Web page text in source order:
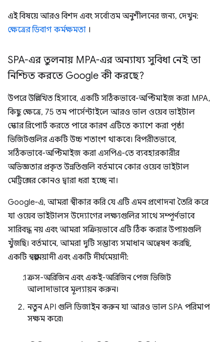
এই বিষয়ে আরও বিশদ এবং সর্বোত্তম অনুশীলনের জন্য, দেখুন:
ক্ষেত্রের ডিবাগ কর্মক্ষমতা ।
SPA-এর তুলনায় MPA-এর অন্যায্য সুবিধা নেই তা
নিশ্চিত করতে Google কী করছে?
উপরে উল্লিখিত হিসাবে, একটি সঠিকভাবে-অপ্টিমাইজ করা MPA,
কিছু ক্ষেত্রে, 75 তম পার্সেন্টাইলে আরও ভাল ওয়েব ভাইটাল
স্কোর রিপোর্ট করতে পারে কারণ এটিতে ক্যাশে করা পৃষ্ঠা
ভিজিটগুলির একটি উচ্চ শতাংশ থাকবে। বিপরীতভাবে,
সঠিকভাবে-অপ্টিমাইজ করা এসপিএ-তে ব্যবহারকারীর
অভিজ্ঞতার প্রকৃত উন্নতিগুলি বর্তমানে কোর ওয়েব ভাইটাল
মেট্রিক্সের কোনও দ্বারা ধরা হচ্ছে না।
Google-এ, আমরা স্বীকার করি যে এটি এমন প্রণোদনা তৈরি করে
যা ওয়েব ভাইটালস উদ্যোগের লক্ষ্যগুলির সাথে সম্পূর্ণভাবে
সারিবদ্ধ নয় এবং আমরা সক্রিয়ভাবে এটি ঠিক করার উপায়গুলি
খুঁজছি। বর্তমানে, আমরা দুটি সম্ভাব্য সমাধান অন্বেষণ করছি,
একটি স্বল্পমেয়াদী এবং একটি দীর্ঘমেয়াদী:
ক্রস-অরিজিন এবং একই-অরিজিন পেজ ভিজিট
আলাদাভাবে মূল্যায়ন করুন।
নতুন API গুলি ডিজাইন করুন যা আরও ভাল SPA পরিমাপ
সক্ষম করে৷